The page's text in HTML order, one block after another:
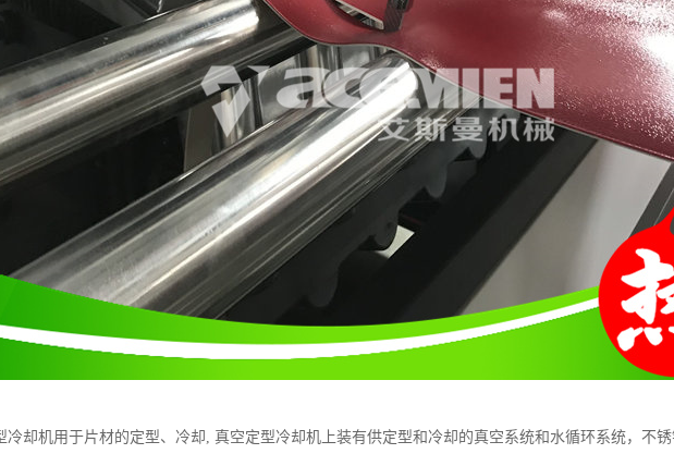
冷却机用于片材的定型、冷却, 真空定型冷却机上装有供定型和冷却的真空系统和水循环系统，不